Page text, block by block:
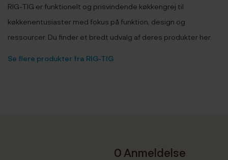
RIG-TIG er funktionelt og prisvindende køkkengrej til
køkkenentusiaster med fokus på funktion, design og
ressourcer. Du finder et bredt udvalg af deres produkter her.
Se flere produkter fra RIG-TIG
0 Anmeldelse